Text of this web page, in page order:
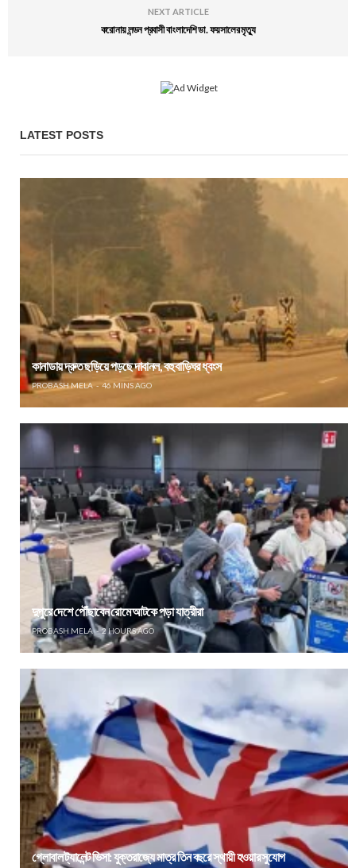
NEXT ARTICLE
করোনায় লন্ডন প্রবাসী বাংলাদেশি ডা. ফয়সালের মৃত্যু
LATEST POSTS
কানাডায় দ্রুত ছড়িয়ে পড়ছে দাবানল, বহু বাড়িঘর ধ্বংস
PROBASH MELA 46 MINS AGO
দুপুরে দেশে পৌঁছাবেন রোমে আটকে পড়া যাত্রীরা
PROBASH MELA 2 HOURS AGO
গ্লোবাল ট্যালেন্ট ভিসা: যুক্তরাজ্যে মাত্র তিন বছরে স্থায়ী হওয়ার সুযোগ